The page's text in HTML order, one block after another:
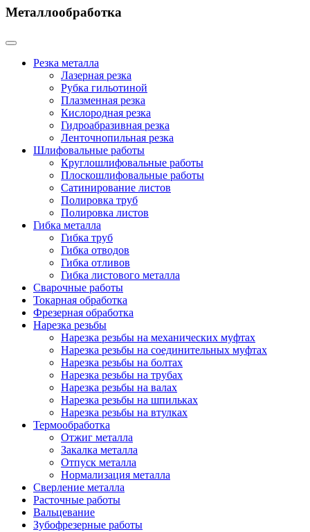
Металлообработка
Резка металла
Лазерная резка
Рубка гильотиной
Плазменная резка
Кислородная резка
Гидроабразивная резка
Ленточнопильная резка
Шлифовальные работы
Круглошлифовальные работы
Плоскошлифовальные работы
Сатинирование листов
Полировка труб
Полировка листов
Гибка металла
Гибка труб
Гибка отводов
Гибка отливов
Гибка листового металла
Сварочные работы
Токарная обработка
Фрезерная обработка
Нарезка резьбы
Нарезка резьбы на механических муфтах
Нарезка резьбы на соединительных муфтах
Нарезка резьбы на болтах
Нарезка резьбы на трубах
Нарезка резьбы на валах
Нарезка резьбы на шпильках
Нарезка резьбы на втулках
Термообработка
Отжиг металла
Закалка металла
Отпуск металла
Нормализация металла
Сверление металла
Расточные работы
Вальцевание
Зубофрезерные работы